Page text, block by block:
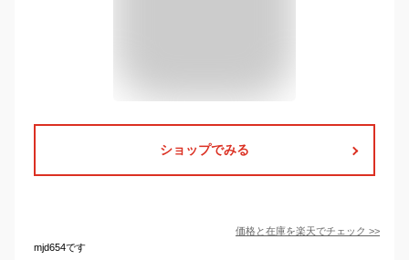
ショップでみる
価格と在庫を楽天でチェック >>
mjd654です